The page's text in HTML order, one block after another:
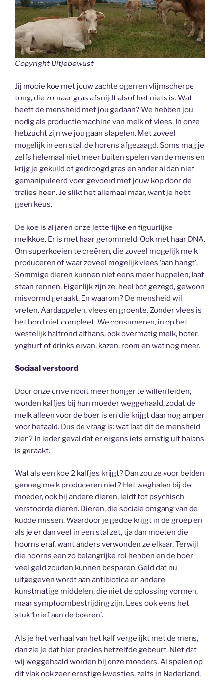
Copyright Uitjebewust
Jij mooie koe met jouw zachte ogen en vlijmscherpe
tong, die zomaar gras afsnijdt alsof het niets is. Wat
heeft de mensheid met jou gedaan? We hebben jou
nodig als productiemachine van melk of vlees. In onze
hebzucht zijn we jou gaan stapelen. Met zoveel
mogelijk in een stal, de horens afgezaagd. Soms mag je
zelfs helemaal niet meer buiten spelen van de mens en
krijg je gekuild of gedroogd gras en ander al dan niet
gemanipuleerd voer gevoerd met jouw kop door de
tralies heen. Je slikt het allemaal maar, want je hebt
geen keus.
De koe is al jaren onze letterlijke en figuurlijke
melkkoe. Er is met haar gerommeld. Ook met haar DNA.
Om superkoeien te creëren, die zoveel mogelijk melk
produceren of waar zoveel mogelijk vlees ‘aan hangt’.
Sommige dieren kunnen niet eens meer huppelen, laat
staan rennen. Eigenlijk zijn ze, heel bot gezegd, gewoon
misvormd geraakt. En waarom? De mensheid wil
vreten. Aardappelen, vlees en groente. Zonder vlees is
het bord niet compleet. We consumeren, in op het
westelijk halfrond althans, ook overmatig melk, boter,
yoghurt of drinks ervan, kazen, room en wat nog meer.
Sociaal verstoord
Door onze drive nooit meer honger te willen leiden,
worden kalfjes bij hun moeder weggehaald, zodat de
melk alleen voor de boer is en die krijgt daar nog amper
voor betaald. Dus de vraag is: wat laat dit de mensheid
zien? In ieder geval dat er ergens iets ernstig uit balans
is geraakt.
Wat als een koe 2 kalfjes krijgt? Dan zou ze voor beiden
genoeg melk produceren niet? Het weghalen bij de
moeder, ook bij andere dieren, leidt tot psychisch
verstoorde dieren. Dieren, die sociale omgang van de
kudde missen. Waardoor je gedoe krijgt in de groep en
als je er dan veel in een stal zet, tja dan moeten die
hoorns eraf, want anders verwonden ze elkaar. Terwijl
die hoorns een zo belangrijke rol hebben en de boer
veel geld zouden kunnen besparen. Geld dat nu
uitgegeven wordt aan antibiotica en andere
kunstmatige middelen, die niet de oplossing vormen,
maar symptoombestrijding zijn. Lees ook eens het
stuk ‘brief aan de boeren’.
Als je het verhaal van het kalf vergelijkt met de mens,
dan zie je dat hier precies hetzelfde gebeurt. Niet dat
wij weggehaald worden bij onze moeders. Al spelen op
dit vlak ook zeer ernstige kwesties, zelfs in Nederland,